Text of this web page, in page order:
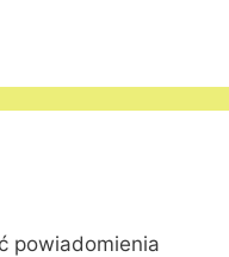
powiadomienia